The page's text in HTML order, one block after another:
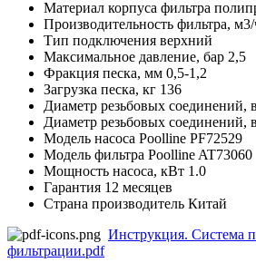
Материал корпуса фильтра
Производительность фильтра,
Тип подключения верхний
Максимальное давление, бар 2,5
Фракция песка, мм 0,5-1,2
Загрузка песка, кг 136
Диаметр резьбовых соединений,
Диаметр резьбовых соединений,
Модель насоса Poolline PF72529
Модель фильтра Poolline AT73060
Мощность насоса, кВт 1.0
Гарантия 12 месяцев
Страна производитель Китай
Инструкция. Система
фильтрации.pdf